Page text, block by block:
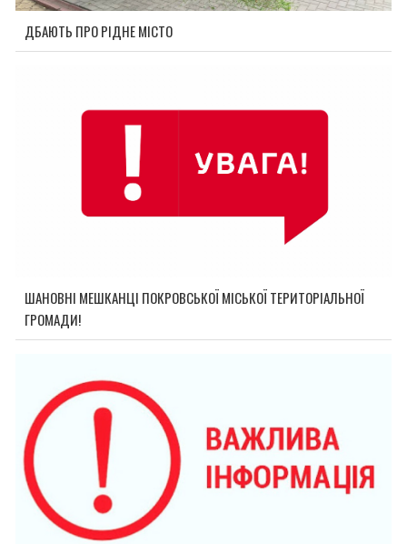
ДБАЮТЬ ПРО РІДНЕ МІСТО
ШАНОВНІ МЕШКАНЦІ ПОКРОВСЬКОЇ МІСЬКОЇ ТЕРИТОРІАЛЬНОЇ
ГРОМАДИ!